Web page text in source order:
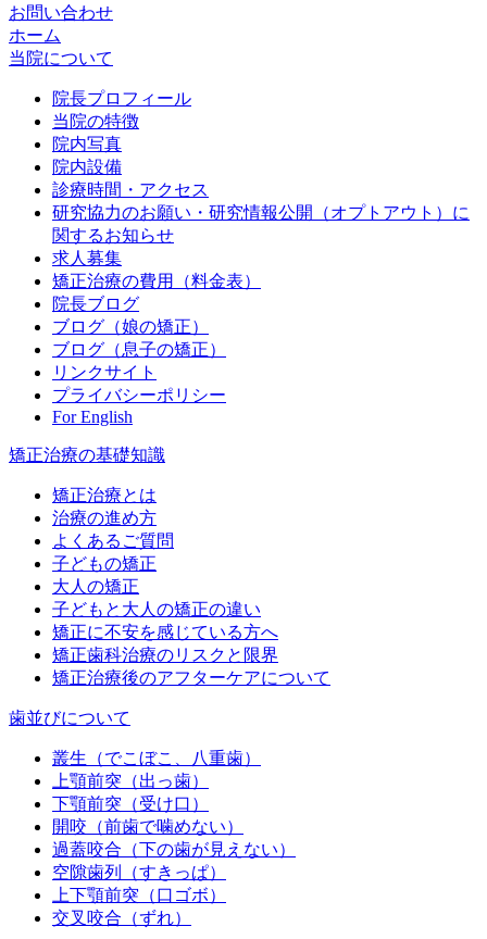
お問い合わせ
ホーム
当院について
院長プロフィール
当院の特徴
院内写真
院内設備
診療時間・アクセス
研究協力のお願い・研究情報公開（オプトアウト）に
関するお知らせ
求人募集
矯正治療の費用（料金表）
院長ブログ
ブログ（娘の矯正）
ブログ（息子の矯正）
リンクサイト
プライバシーポリシー
For English
矯正治療の基礎知識
矯正治療とは
治療の進め方
よくあるご質問
子どもの矯正
大人の矯正
子どもと大人の矯正の違い
矯正に不安を感じている方へ
矯正歯科治療のリスクと限界
矯正治療後のアフターケアについて
歯並びについて
叢生（でこぼこ、八重歯）
上顎前突（出っ歯）
下顎前突（受け口）
開咬（前歯で噛めない）
過蓋咬合（下の歯が見えない）
空隙歯列（すきっぱ）
上下顎前突（口ゴボ）
交叉咬合（ずれ）